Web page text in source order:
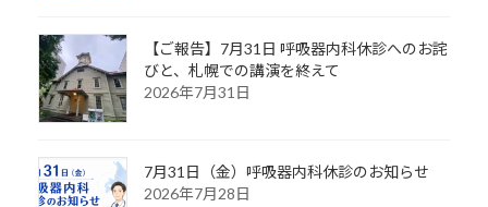
【ご報告】7月31日 呼吸器内科休診へのお詫
びと、札幌での講演を終えて
2026年7月31日
7月31日（金）呼吸器内科休診のお知らせ
2026年7月28日